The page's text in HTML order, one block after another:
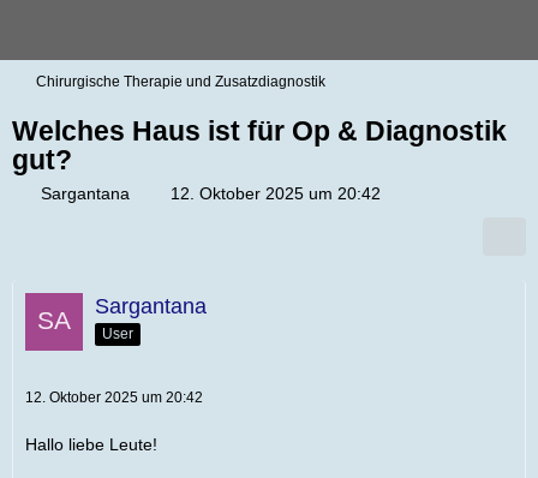
Chirurgische Therapie und Zusatzdiagnostik
Welches Haus ist für Op & Diagnostik
gut?
Sargantana 12. Oktober 2025 um 20:42
Sargantana
User
12. Oktober 2025 um 20:42
Hallo liebe Leute!